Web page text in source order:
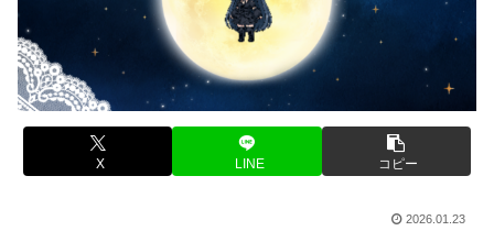
X LINE コピー
2026.01.23